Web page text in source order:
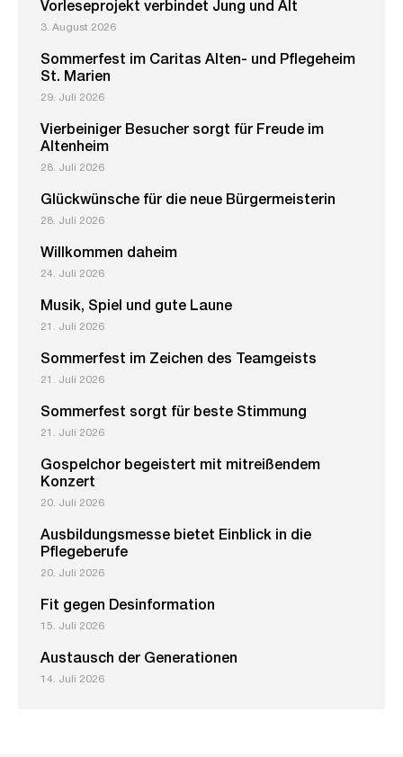
Vorleseprojekt verbindet Jung und Alt
3. August 2026
Sommerfest im Caritas Alten- und Pflegeheim
St. Marien
29. Juli 2026
Vierbeiniger Besucher sorgt für Freude im
Altenheim
28. Juli 2026
Glückwünsche für die neue Bürgermeisterin
28. Juli 2026
Willkommen daheim
24. Juli 2026
Musik, Spiel und gute Laune
21. Juli 2026
Sommerfest im Zeichen des Teamgeists
21. Juli 2026
Sommerfest sorgt für beste Stimmung
21. Juli 2026
Gospelchor begeistert mit mitreißendem
Konzert
20. Juli 2026
Ausbildungsmesse bietet Einblick in die
Pflegeberufe
20. Juli 2026
Fit gegen Desinformation
15. Juli 2026
Austausch der Generationen
14. Juli 2026